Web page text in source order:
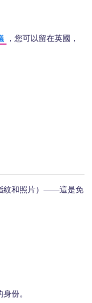
，您可以留在英國，
紋和照片）——這是免
份。